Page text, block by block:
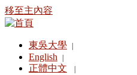
移至主內容
東吳大學
English
正體中文